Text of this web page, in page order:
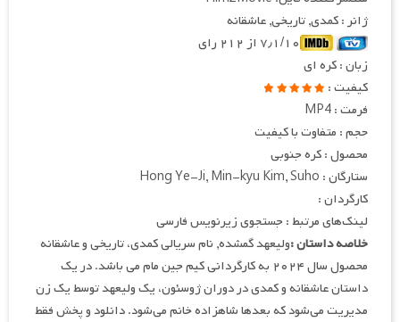
ژانر : کمدی, تاریخی, عاشقانه
۷٫۱/۱۰ از ۲۱۲ رای
زبان : کره ای
کیفیت :
فرمت : MP4
حجم : متفاوت با کیفیت
محصول : کره جنوبی
ستارگان : Hong Ye-Ji, Min-kyu Kim, Suho
کارگردان :
لینک‌های مرتبط : جستجوی زیرنویس فارسی
خلاصه داستان :ولیعهد گمشده, نام سریالی کمدی، تاریخی و عاشقانه
محصول سال ۲۰۲۴ به کارگردانی کیم جین مام می باشد. در یک
داستان عاشقانه و کمدی در دوران ژوسئون، یک ولیعهد توسط یک زن
مدیریت می‌شود که بعدها شاهزاده خانم می‌شود. دانلود و پخش فقط